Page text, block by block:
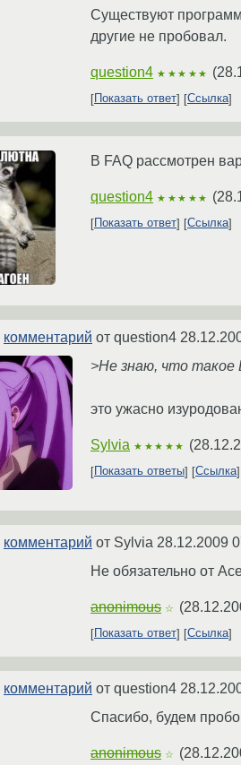
Существуют
другие не пробовал.
question4 ★★★★★ (
Показать ответ Ссылка
В FAQ рассмотрен
question4 ★★★★★ (
Показать ответ Ссылка
комментарий от question4
>Не знаю, что такое
это ужасно
Sylvia ★★★★★ (
Показать ответы Ссылка
комментарий от Sylvia 28.12.2009
Не обязательно от
anonimous ☆ (
Показать ответ
Ссылка
комментарий от question4
Спасибо, будем
anonimous ☆ (